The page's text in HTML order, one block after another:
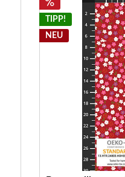
TIPP!
NEU